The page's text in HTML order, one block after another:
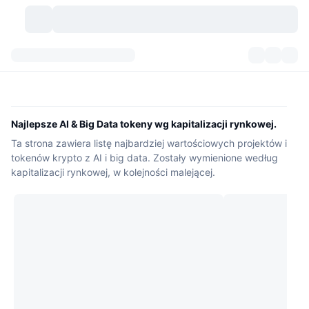
Kategorie
Migawki historyczne
Przegląd rynku
Rynek Spot
Sygnały New
Popularne
Giełdy
Scentralizowane giełdy
Społeczność
Najlepsze AI & Big Data tokeny wg kapitalizacji rynkowej.
Ta strona zawiera listę najbardziej wartościowych projektów i
tokenów krypto z AI i big data. Zostały wymienione według
kapitalizacji rynkowej, w kolejności malejącej.